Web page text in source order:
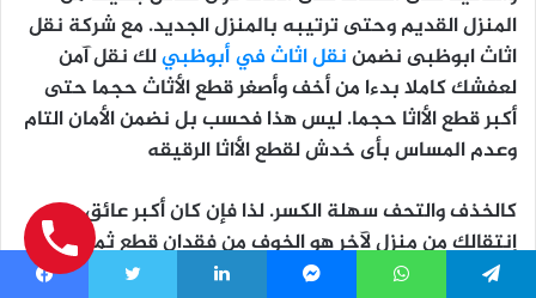
المنزل القديم وحتى ترتيبه بالمنزل الجديد. مع شركة نقل
اثاث ابوظبى نضمننقل اثاث في أبوظبيلك نقل آمن
لعفشك كاملا بدءا من أخف وأصغر قطع الأثاث حجما حتى
أكبر قطع الأاثا حجما. ليس هذا فحسب بل نضمن الأمان التام
وعدم المساس بأى خدش لقطع الأاثا الرقيقه
كالخذف والتحف سهلة الكسر. لذا فإن كان أكبر عائق عند
إنتقالك من منزل لآخر هو الخوف من فقدان قطع ثمينة
وغالية فى مرحلة النقل فمعنا ستجد أنك وفقت فى